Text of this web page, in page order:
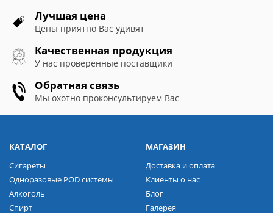
Лучшая цена
Цены приятно Вас удивят
Качественная продукция
У нас проверенные поставщики
Обратная связь
Мы охотно проконсультируем Вас
КАТАЛОГ
Сигареты
Одноразовые POD системы
Алкоголь
Спирт
МАГАЗИН
Доставка и оплата
Клиенты о нас
Блог
Галерея